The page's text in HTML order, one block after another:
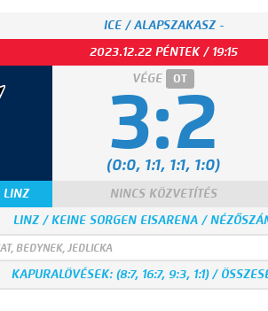
ICE / ALAPSZAKASZ -
2023.12.22 PÉNTEK / 19:15
LINZ
VÉGE OT
3:2
(0:0, 1:1, 1:1, 1:0)
NINCS KÖZVETÍTÉS
LINZ / KEINE SORGEN EISARENA /
BEDYNEK, JEDLICKA
KAPURALÖVÉSEK: (8:7, 16:7, 9:3, 1:1) /